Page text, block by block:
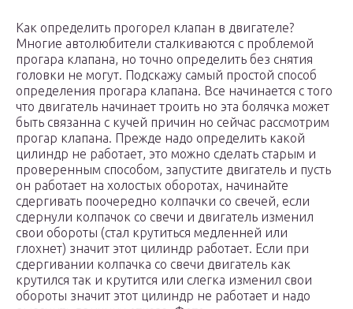
Как определить прогорел клапан в двигателе?
Многие автолюбители сталкиваются с проблемой
прогара клапана, но точно определить без снятия
головки не могут. Подскажу самый простой способ
определения прогара клапана. Все начинается с того
что двигатель начинает троить но эта болячка может
быть связанна с кучей причин но сейчас рассмотрим
прогар клапана. Прежде надо определить какой
цилиндр не работает, это можно сделать старым и
проверенным способом, запустите двигатель и пусть
он работает на холостых оборотах, начинайте
сдергивать поочередно колпачки со свечей, если
сдернули колпачок со свечи и двигатель изменил
свои обороты (стал крутиться медленней или
глохнет) значит этот цилиндр работает. Если при
сдергивании колпачка со свечи двигатель как
крутился так и крутится или слегка изменил свои
обороты значит этот цилиндр не работает и надо